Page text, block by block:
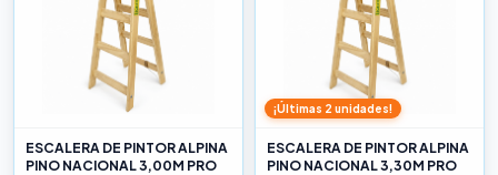
ESCALERA DE PINTOR ALPINA
PINO NACIONAL 3,00M PRO
¡Últimas 2 unidades!
ESCALERA DE PINTOR ALPINA
PINO NACIONAL 3,30M PRO